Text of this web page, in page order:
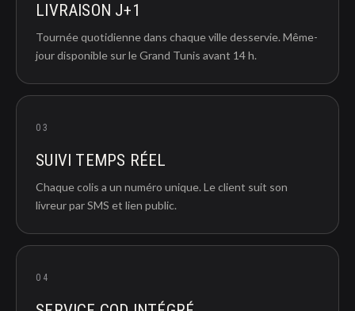
LIVRAISON J+1
Tournée quotidienne dans chaque ville desservie. Même-
jour disponible sur le Grand Tunis avant 14 h.
03
SUIVI TEMPS RÉEL
Chaque colis a un numéro unique. Le client suit son
livreur par SMS et lien public.
04